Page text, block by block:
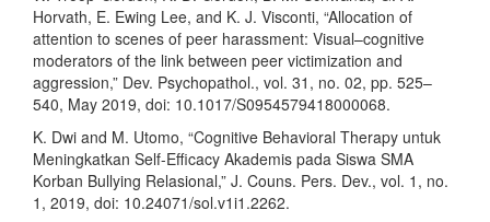
Horvath, E. Ewing Lee, and K. J. Visconti, “Allocation of
attention to scenes of peer harassment: Visual–cognitive
moderators of the link between peer victimization and
aggression,” Dev. Psychopathol., vol. 31, no. 02, pp. 525–
540, May 2019, doi: 10.1017/S0954579418000068.
K. Dwi and M. Utomo, “Cognitive Behavioral Therapy untuk
Meningkatkan Self-Efficacy Akademis pada Siswa SMA
Korban Bullying Relasional,” J. Couns. Pers. Dev., vol. 1, no.
1, 2019, doi: 10.24071/sol.v1i1.2262.